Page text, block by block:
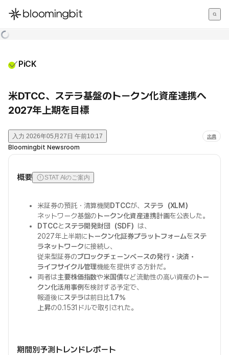
한국어
PiCK
米DTCC、ステラ基盤のトークン化資産連携へ
2027年上期を目標
入力 2026年05月27日 午前10:17 出典
Bloomingbit Newsroom
概要 STAT AIのご案内
米証券の預託・清算機関DTCCが、 ステラ（XLM）
ネットワーク基盤の トークン化資産連携計画を公表した。
DTCCとステラ開発財団（SDF） は、
2027年上半期にトークン化証券プラットフォームをステ
ラネットワークに接続し、
従来型証券のブロックチェーンベースの発行・決済・
ライフサイクル管理機能を提供する方針だ。
両者は主要株価指数や米国債など流動性の高い資産の トー
クン化活用事例を検討する予定で、
報道後にステラは前日比1.7%
上昇の0.1531ドルで取引された。
期間別予測トレンドレポート